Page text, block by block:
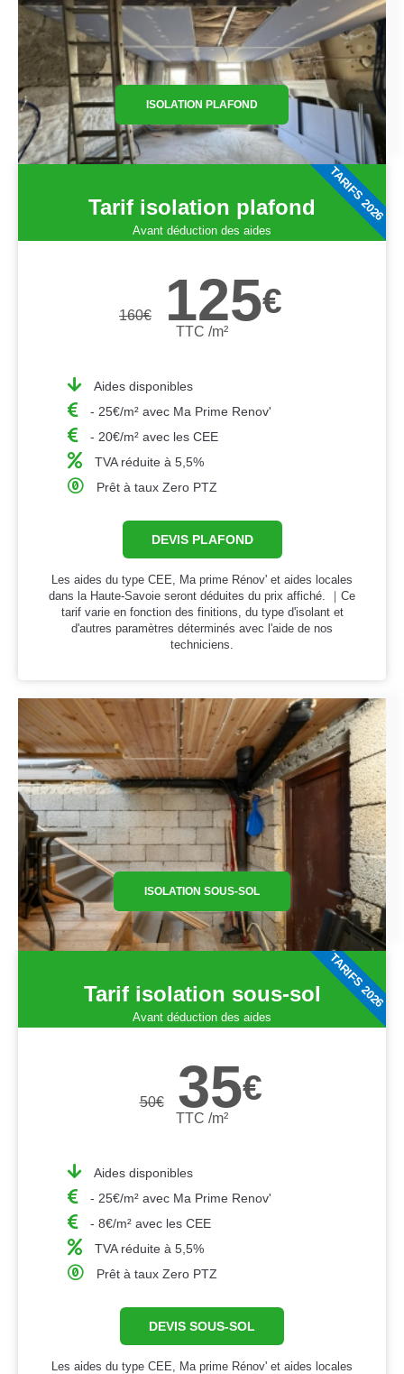
ISOLATION PLAFOND
Tarif isolation plafond
Avant déduction des aides
160€ 125€
TTC /m²
Aides disponibles
- 25€/m² avec Ma Prime Renov'
- 20€/m² avec les CEE
TVA réduite à 5,5%
Prêt à taux Zero PTZ
DEVIS PLAFOND
Les aides du type CEE, Ma prime Rénov' et aides locales
dans la Haute-Savoie seront déduites du prix affiché. ｜Ce
tarif varie en fonction des finitions, du type d'isolant et
d'autres paramètres déterminés avec l'aide de nos
techniciens.
TARIFS 2026
ISOLATION SOUS-SOL
Tarif isolation sous-sol
Avant déduction des aides
50€ 35€
TTC /m²
Aides disponibles
- 25€/m² avec Ma Prime Renov'
- 8€/m² avec les CEE
TVA réduite à 5,5%
Prêt à taux Zero PTZ
DEVIS SOUS-SOL
Les aides du type CEE, Ma prime Rénov' et aides locales
TARIFS 2026